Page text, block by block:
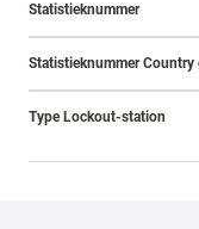
Statistieknummer
Statistieknummer Country
Type Lockout-station